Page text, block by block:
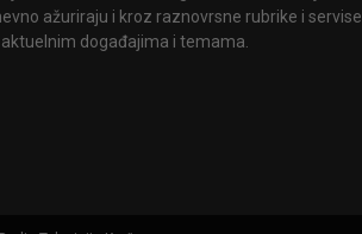
ažuriraju i kroz raznovrsne rubrike i servise
događajima i temama.